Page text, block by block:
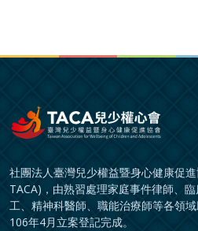
社團法人臺灣兒少權益暨身心健康促
TACA)，由熟習處理家庭事件律師、
工、精神科醫師、職能治療師等各領
106年4月立案登記完成。